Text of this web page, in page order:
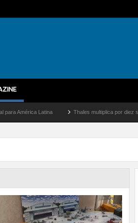
Latina Thales multiplica por diez su